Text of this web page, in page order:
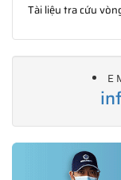
Tài liệu tra cứu
E